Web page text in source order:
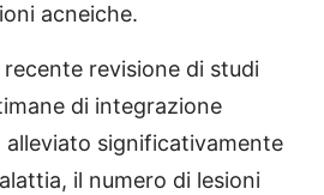
acneiche.
revisione di studi
di integrazione
significativamente
il numero di lesioni